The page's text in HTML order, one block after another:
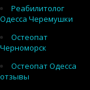
Реабилитолог
Одесса Черемушки
Остеопат
Черноморск
Остеопат Одесса
отзывы